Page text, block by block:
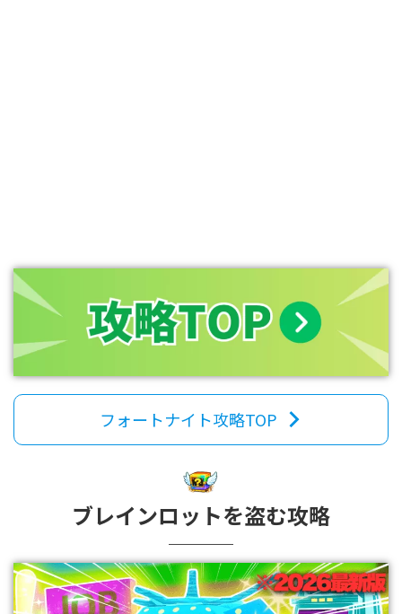
フォートナイト攻略TOP
ブレインロットを盗む攻略